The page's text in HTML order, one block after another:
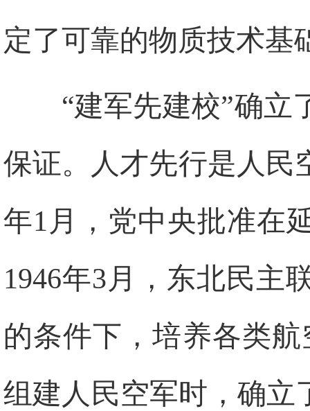
定了可靠的物质技术基
“建军先建校”确立
保证。人才先行是人民
年1月，党中央批准在
1946年3月，东北民主
的条件下，培养各类
组建人民空军时，确立